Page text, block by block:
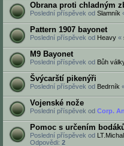
Obrana proti chladným
Poslední příspěvek od Slamník
Pattern 1907 bayonet
Poslední příspěvek od Heavy «
M9 Bayonet
Poslední příspěvek od Bůh
Švýcarští pikenýři
Poslední příspěvek od Bedrník
Vojenské nože
Poslední příspěvek od Corp.
Pomoc s určením
Poslední příspěvek od LT.Michal
Odpovědi: 2